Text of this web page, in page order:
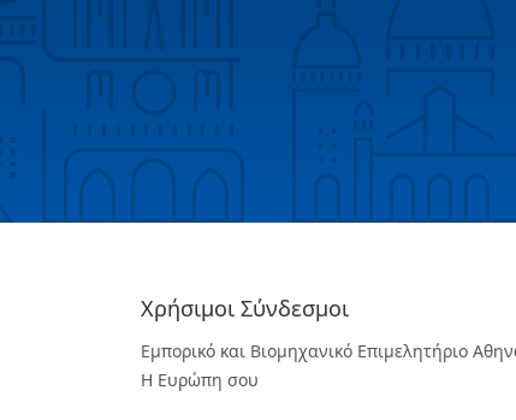
Χρήσιμοι Σύνδεσμοι
Εμπορικό και Βιομηχανικό Επιμελητήριο
Η Ευρώπη σου